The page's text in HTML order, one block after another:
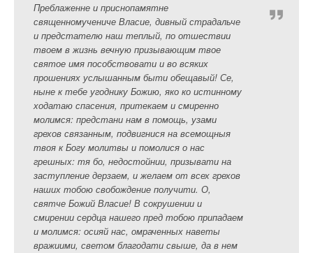
Преблаженне и приснопамятне
священномучениче Власие, дивный страдальче
и предстателю наш теплый, по отшествии
твоем в жизнь вечную призывающим твое
святое имя пособствовати и во всяких
прошениях услышанным быти обещавый! Се,
ныне к тебе угоднику Божию, яко ко истинному
ходатаю спасения, притекаем и смиренно
молимся: предстани нам в помощь, узами
грехов связанным, подвигнися на всемощныя
твоя к Богу молитвы и помолися о нас
грешных: тя бо, недостойнии, призывати на
заступление дерзаем, и желаем от всех грехов
наших тобою свобождение получити. О,
святче Божий Власие! В сокрушении и
смирении сердца нашего пред тобою припадаем
и молимся: осияй нас, омраченных наветы
вражиими, светом благодати свыше, да в нем